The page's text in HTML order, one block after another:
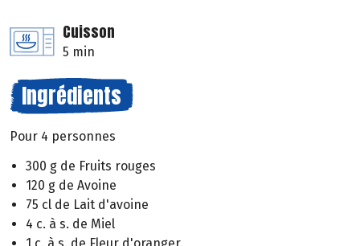
Cuisson
5 min
Ingrédients
Pour 4 personnes
300 g de Fruits rouges
120 g de Avoine
75 cl de Lait d'avoine
4 c. à s. de Miel